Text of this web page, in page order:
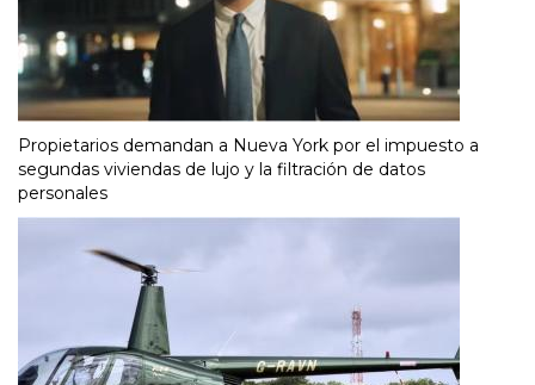
Propietarios demandan a Nueva York por el impuesto a
segundas viviendas de lujo y la filtración de datos
personales